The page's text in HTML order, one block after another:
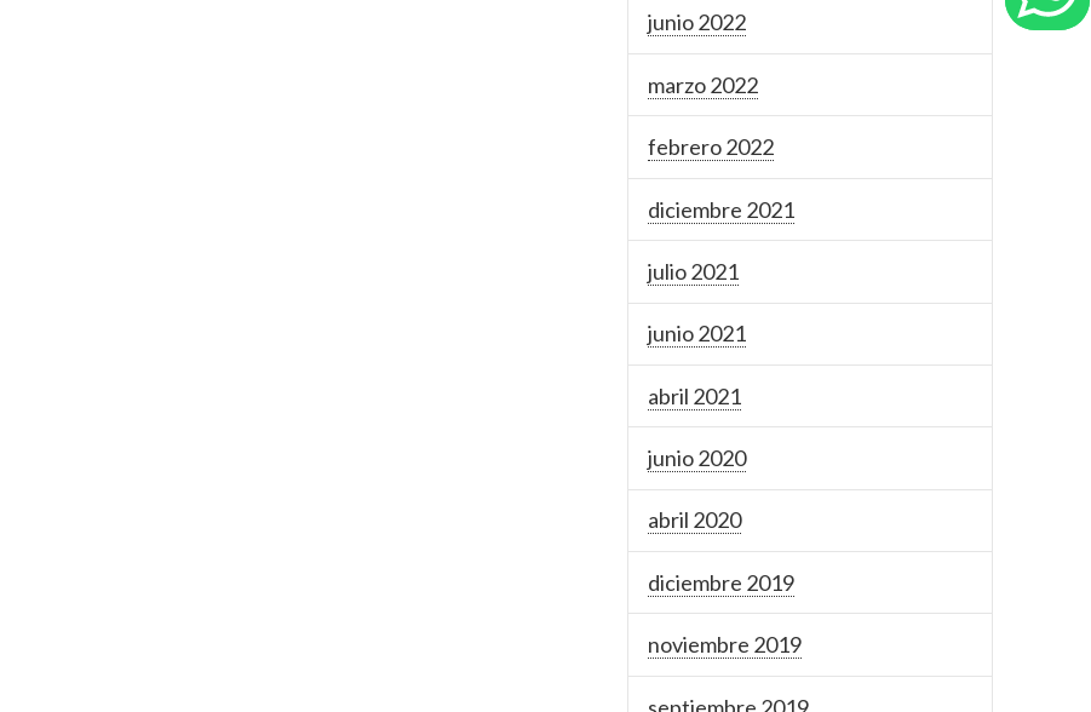
junio 2022
marzo 2022
febrero 2022
diciembre 2021
julio 2021
junio 2021
abril 2021
junio 2020
abril 2020
diciembre 2019
noviembre 2019
septiembre 2019